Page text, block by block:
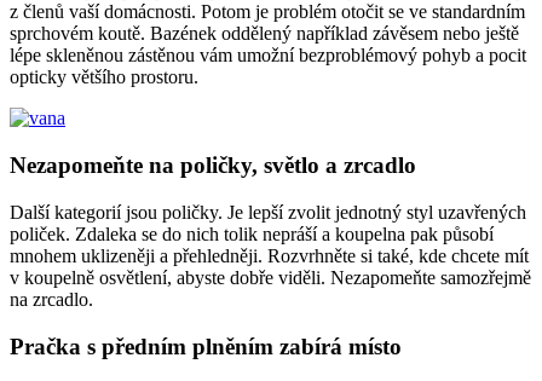
z členů vaší domácnosti. Potom je problém otočit se ve standardním
sprchovém koutě. Bazének oddělený například závěsem nebo ještě
lépe skleněnou zástěnou vám umožní bezproblémový pohyb a pocit
opticky většího prostoru.
Nezapomeňte na poličky, světlo a zrcadlo
Další kategorií jsou poličky. Je lepší zvolit jednotný styl uzavřených
poliček. Zdaleka se do nich tolik nepráší a koupelna pak působí
mnohem uklizeněji a přehledněji. Rozvrhněte si také, kde chcete mít
v koupelně osvětlení, abyste dobře viděli. Nezapomeňte samozřejmě
na zrcadlo.
Pračka s předním plněním zabírá místo